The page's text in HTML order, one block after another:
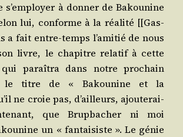
à don­ner de Bakou­nine
lui, conforme à la réa­li­té [[Gas­
a fait entre-temps l’amitié de nous
livre, le cha­pitre rela­tif à cette
paraî­tra dans notre pro­chain
le titre de « Bakou­nine et la
ne croie pas, d’ailleurs, ajou­te­rai-
que Brup­ba­cher ni moi
un « fan­tai­siste ». Le génie